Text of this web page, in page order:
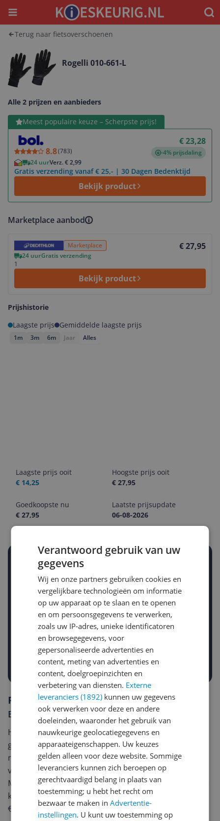
Menu
Terug naar fietsoverschoenen
Rogelli 010-661-L
Alle 2 prijzen en aanbieders
Meest populaire keuze – Scherpste prijs!
8.8(783)
€ 23,28
-4% prijsdaling
24 uurVerz. € 2,99
Gratis verzending vanaf € 25,- | 30 Dagen Bedenktijd
Bekijk product
Bekijk product
Marketplace aanbod
Marketplace € 27,95
24 uurGratis verzending
1
Bekijk product
Bekijk product
Prijshistorie
Laagste prijs
Gemiddelde laagste prijs
1m 3m 6m Jaar Alles
Laagste prijs ooit
€ 14,25
Hoogste prijs ooit
€ 27,95
Goedkoopste nu
€ 27,95
Laatste prijsupdate
06-08-2026
Stel een alert in en mis geen prijsdaling
Krijg een seintje zodra de prijs zakt
Jouw e-mailadres
Gewenste daling of bedrag
-5% -10% -15%
Gewenste prijs
Prijsalert aanzetten
Reviews
Er zijn nog geen reviews geschreven
Heb jij dit product in bezit en wil je graag je mening
geven? Start dan hieronder met het schrijven van je
review. Afhankelijk van de details duurt het schrijven
van een review gemiddeld tussen de 3 en 10 minuten.
Met jouw mening help je andere bezoekers een betere
keuze te maken én maak je iedere maand kans op
€250,-!
Klik hier voor de actievoorwaarden.
Verantwoord gebruik van uw
gegevens
Wij en onze partners gebruiken cookies en
vergelijkbare technologieën om informatie
op uw apparaat op te slaan en te openen
en om persoonsgegevens te verwerken,
zoals uw IP-adres, unieke identificatoren
en browsegegevens, voor
gepersonaliseerde advertenties en
content, meting van advertenties en
content, doelgroepinzichten en
verbetering van diensten. Externe
leveranciers (1892) kunnen uw gegevens
ook verwerken voor deze en andere
doeleinden, waaronder het gebruik van
nauwkeurige geolocatiegegevens en
apparaateigenschappen. Uw keuzes
gelden alleen voor deze website. Sommige
leveranciers kunnen zich beroepen op
gerechtvaardigd belang in plaats van
toestemming; u hebt het recht om
bezwaar te maken inAdvertentie-
instellingen. U kunt uw toestemming op